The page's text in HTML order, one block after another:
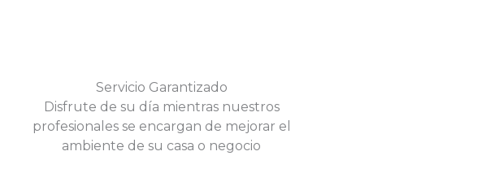
Servicio Garantizado
Disfrute de su día mientras nuestros
profesionales se encargan de mejorar el
ambiente de su casa o negocio